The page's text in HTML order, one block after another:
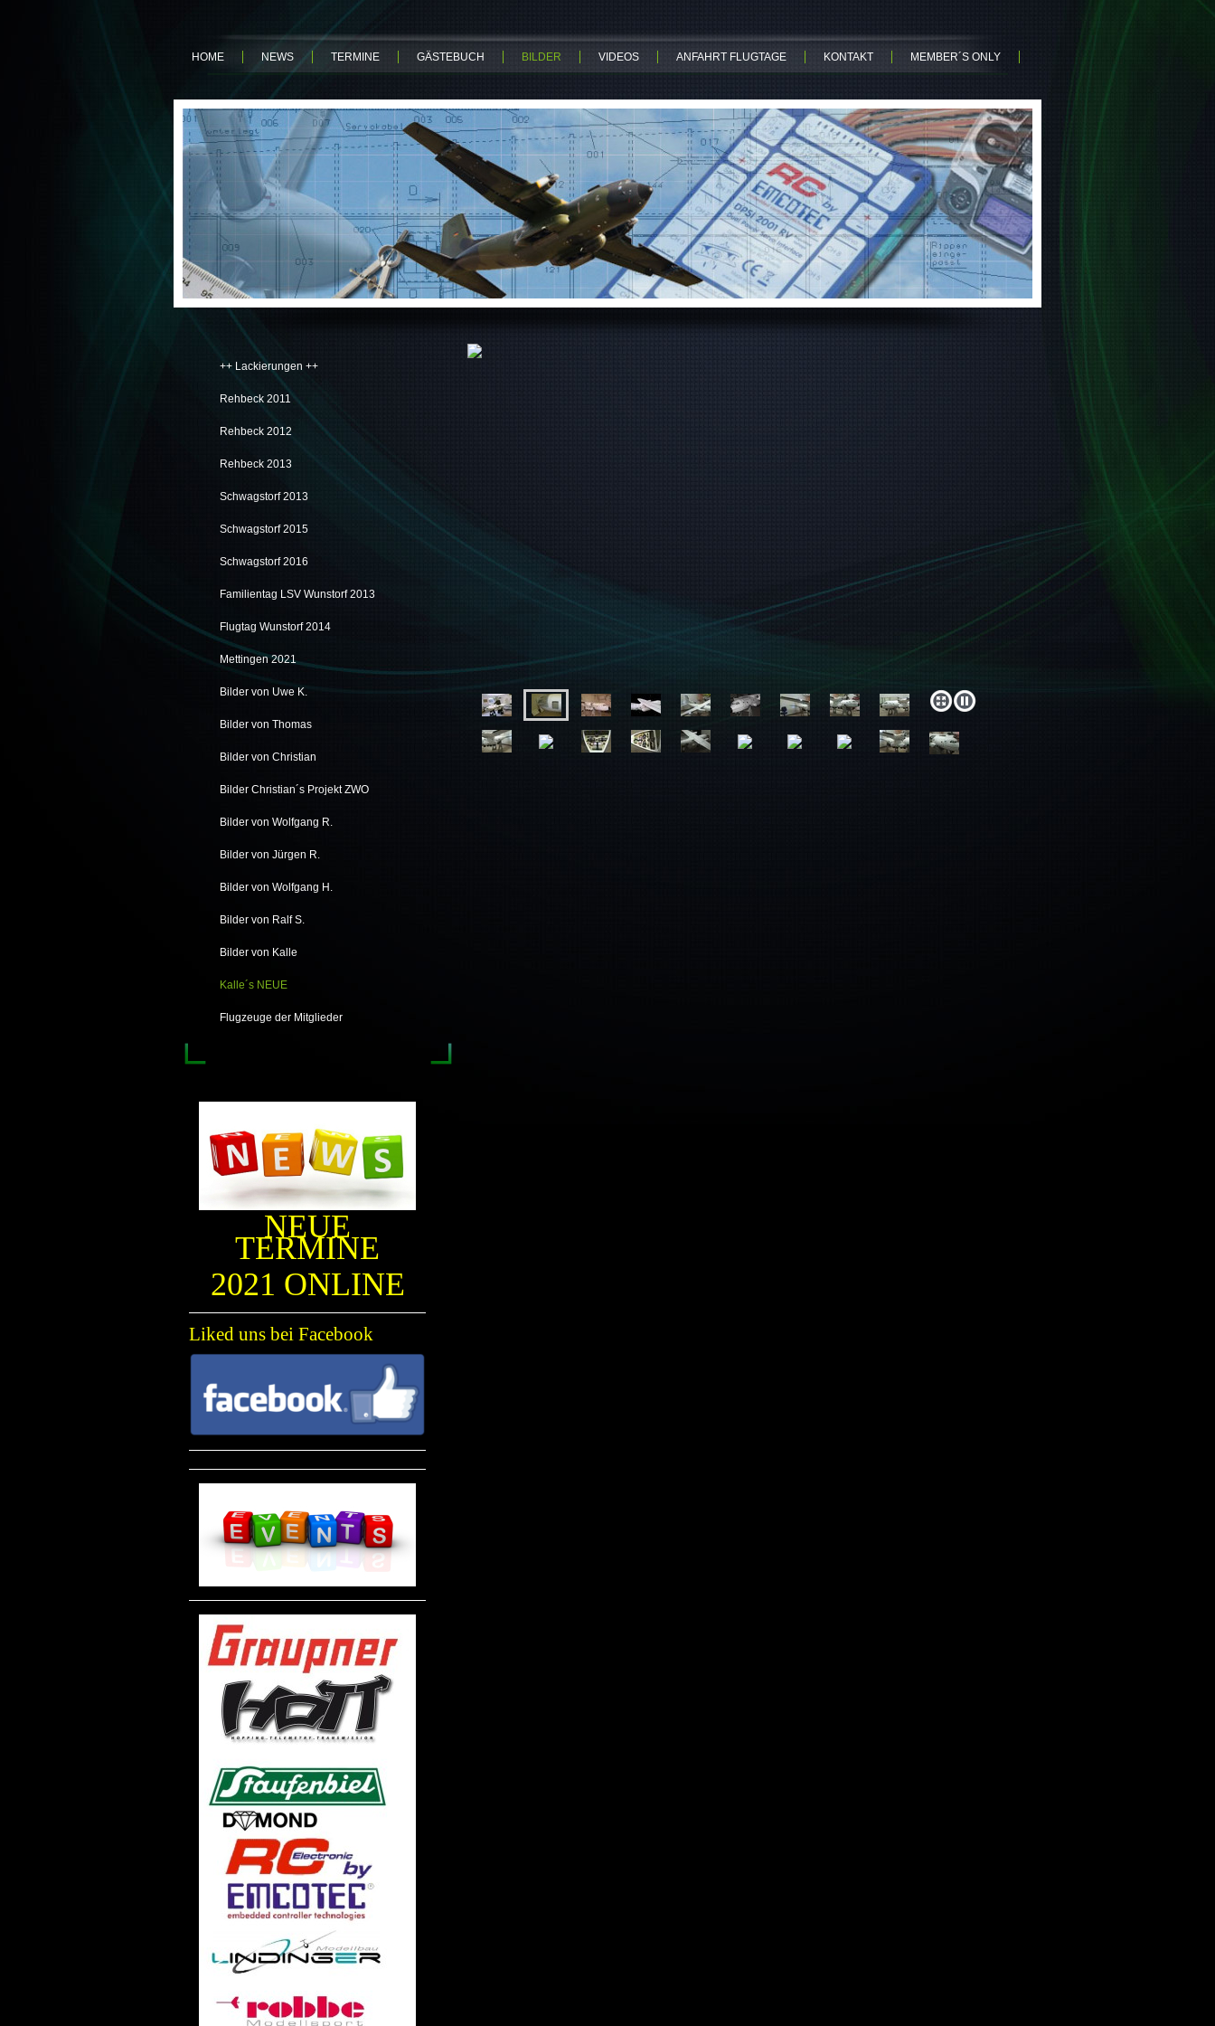
HOME NEWS TERMINE GÄSTEBUCH BILDER VIDEOS ANFAHRT FLUGTAGE KONTAKT MEMBER´S ONLY
++ Lackierungen ++
Rehbeck 2011
Rehbeck 2012
Rehbeck 2013
Schwagstorf 2013
Schwagstorf 2015
Schwagstorf 2016
Familientag LSV Wunstorf 2013
Flugtag Wunstorf 2014
Mettingen 2021
Bilder von Uwe K.
Bilder von Thomas
Bilder von Christian
Bilder Christian´s Projekt ZWO
Bilder von Wolfgang R.
Bilder von Jürgen R.
Bilder von Wolfgang H.
Bilder von Ralf S.
Bilder von Kalle
Kalle´s NEUE
Flugzeuge der Mitglieder
NEUE
TERMINE
2021 ONLINE
Liked uns bei Facebook